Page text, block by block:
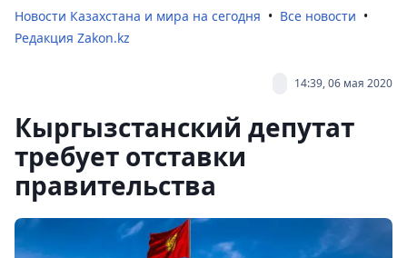
Новости Казахстана и мира на сегодня
Все новости
Редакция Zakon.kz
14:39, 06 мая 2020
Кыргызстанский депутат
требует отставки
правительства